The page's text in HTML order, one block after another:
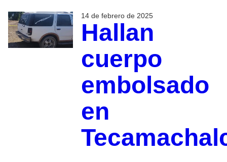
14 de febrero de 2025
Hallan
cuerpo
embolsado
en